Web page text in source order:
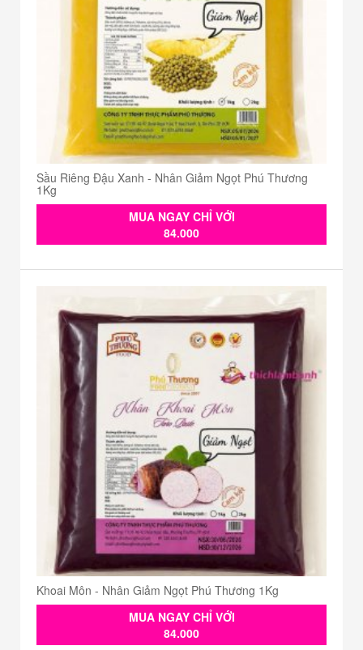
Sầu Riêng Đậu Xanh - Nhân Giảm Ngọt Phú Thương
1Kg
MUA NGAY CHỈ VỚI
84.000
Khoai Môn - Nhân Giảm Ngọt Phú Thương 1Kg
MUA NGAY CHỈ VỚI
84.000